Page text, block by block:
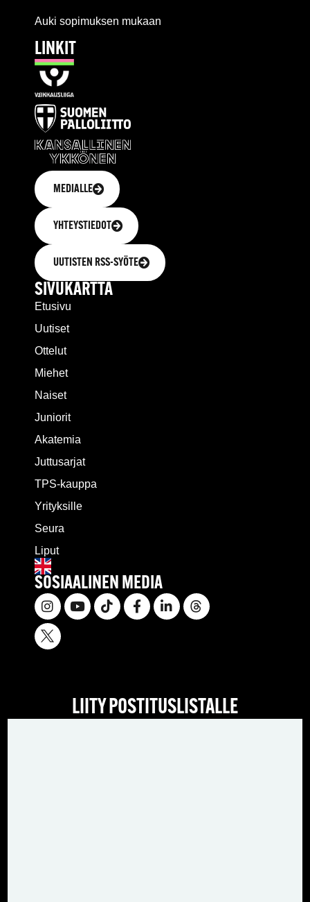
Auki sopimuksen mukaan
LINKIT
MEDIALLE
YHTEYSTIEDOT
UUTISTEN RSS-SYÖTE
SIVUKARTTA
Etusivu
Uutiset
Ottelut
Miehet
Naiset
Juniorit
Akatemia
Juttusarjat
TPS-kauppa
Yrityksille
Seura
Liput
SOSIAALINEN MEDIA
LIITY POSTITUSLISTALLE